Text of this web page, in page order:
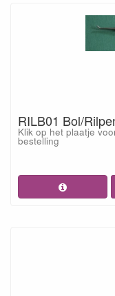
RILB01 Bol/
Klik op het plaatje
bestelling